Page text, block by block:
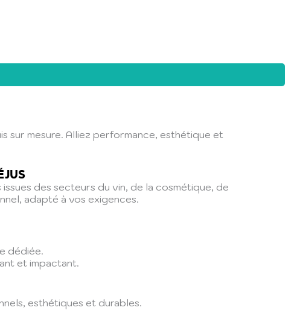
sur mesure. Alliez performance, esthétique et
des secteurs du vin, de la cosmétique, de
adapté à vos exigences.
dédiée.
et impactant.
esthétiques et durables.